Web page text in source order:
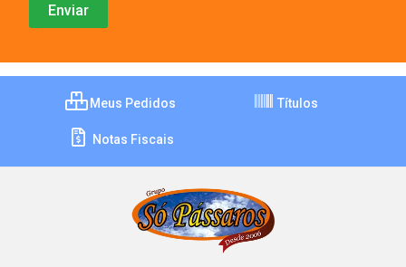
Meus Pedidos Títulos
Notas Fiscais